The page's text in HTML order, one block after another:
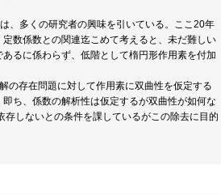
、多くの研究者の興味を引いている。ここ20年
数係数との関連迄こめて考えると、未だ難しい
るに係わらず、低階として楕円形作用素を付加
の存在問題に対して作用素に双曲性を仮定する
ち、係数の解析性は仮定するが双曲性が如何な
しないとの条件を課しているがこの除去に目的